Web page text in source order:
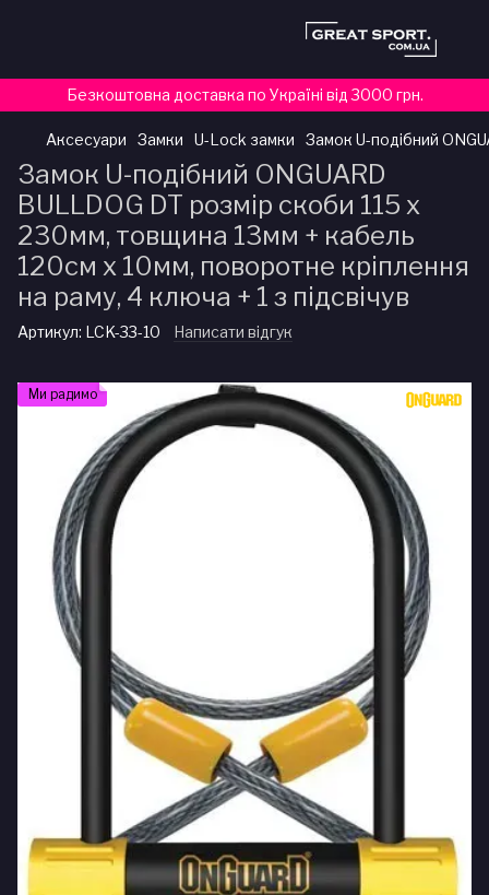
Безкоштовна доставка по Україні від 3000 грн.
Аксесуари Замки U-Lock замки Замок U-подібний
Замок U-подібний ONGUARD
BULLDOG DT розмір скоби 115 x
230мм, товщина 13мм + кабель
120см х 10мм, поворотне кріплення
на раму, 4 ключа + 1 з підсвічув
Артикул: LCK-33-10 Написати відгук
Ми радимо